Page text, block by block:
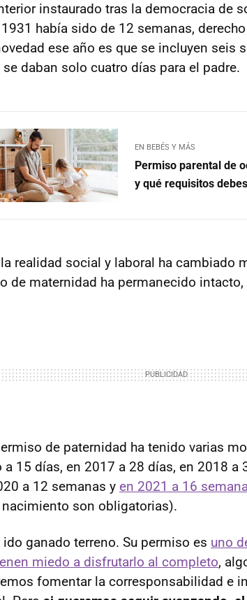
instaurado tras la democracia de
había sido de 12 semanas,
ese año es que se incluyen seis
se daban solo cuatro días para el padre.
EN BEBÉS Y MÁS
Permiso parental de
y qué requisitos
realidad social y laboral ha cambiado
de maternidad ha permanecido intacto,
de paternidad ha tenido varias
15 días, en 2017 a 28 días, en 2018 a
a 12 semanas y en 2021 a 16
son obligatorias).
ganado terreno. Su permiso es uno
miedo a disfrutarlo al completo,
fomentar la corresponsabilidad e